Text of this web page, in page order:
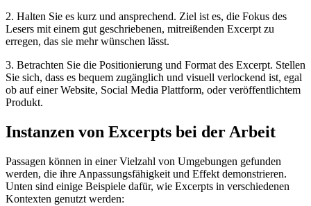
2. Halten Sie es kurz und ansprechend. Ziel ist es, die Fokus des
Lesers mit einem gut geschriebenen, mitreißenden Excerpt zu
erregen, das sie mehr wünschen lässt.
3. Betrachten Sie die Positionierung und Format des Excerpt. Stellen
Sie sich, dass es bequem zugänglich und visuell verlockend ist, egal
ob auf einer Website, Social Media Plattform, oder veröffentlichtem
Produkt.
Instanzen von Excerpts bei der Arbeit
Passagen können in einer Vielzahl von Umgebungen gefunden
werden, die ihre Anpassungsfähigkeit und Effekt demonstrieren.
Unten sind einige Beispiele dafür, wie Excerpts in verschiedenen
Kontexten genutzt werden: